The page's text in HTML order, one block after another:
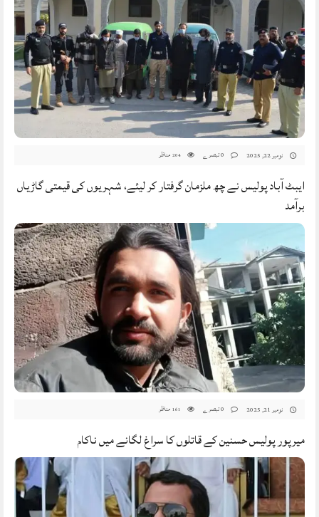
نومبر 22, 2025 204 مناظر
ایبٹ آباد پولیس نے چھ ملزمان گرفتار کر لیئے، شہریوں کی قیمتی گاڑیاں
برآمد
نومبر 21, 2025 161 مناظر
میرپور پولیس حسنین کے قاتلوں کا سراغ لگانے میں ناکام